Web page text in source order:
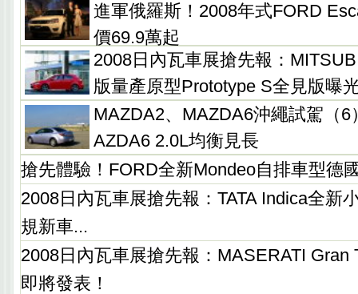
進軍俄羅斯！2008年式FORD
價69.9萬起
2008日內瓦車展搶先報：
版量產原型Prototype S全見版曝
MAZDA2、MAZDA6沖繩試駕（6
AZDA6 2.0L均衡見長
搶先體驗！FORD全新Mondeo自排車型德
2008日內瓦車展搶先報：TATA Indica全新
規新車...
2008日內瓦車展搶先報：MASERATI Gran
即將發表！